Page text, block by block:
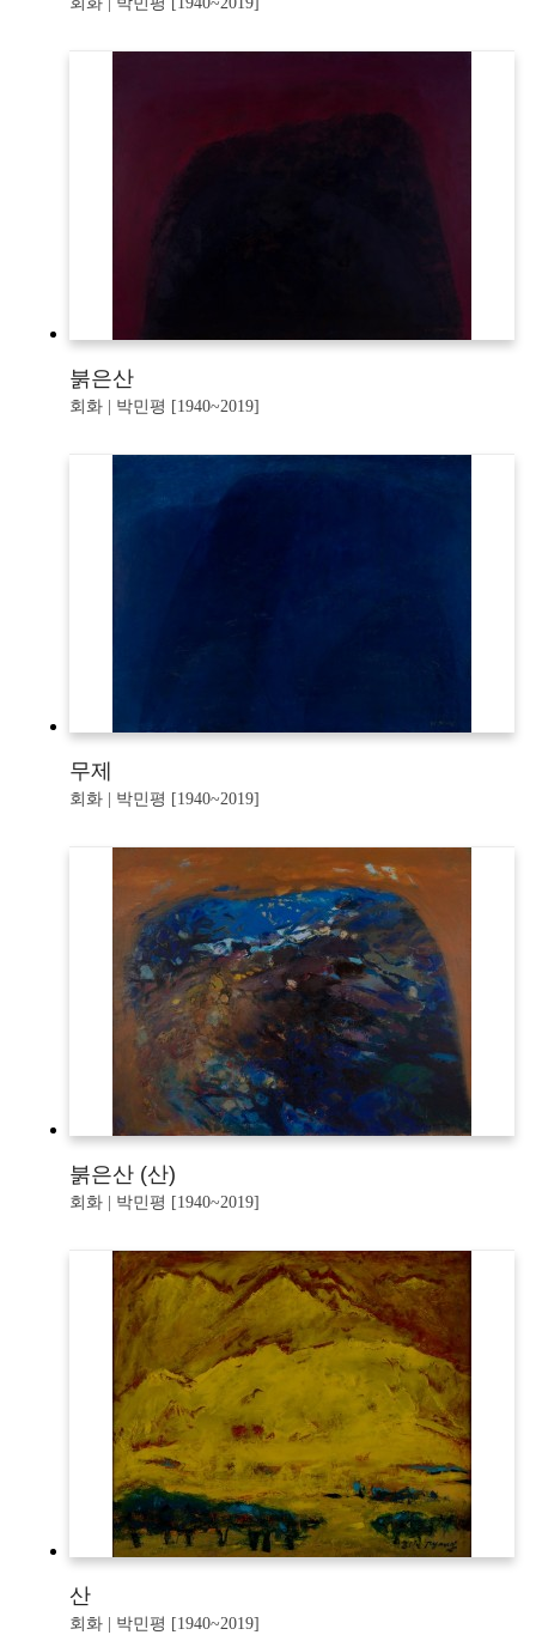
붉은산
회화 | 박민평 [1940~2019]
무제
회화 | 박민평 [1940~2019]
붉은산 (산)
회화 | 박민평 [1940~2019]
산
회화 | 박민평 [1940~2019]